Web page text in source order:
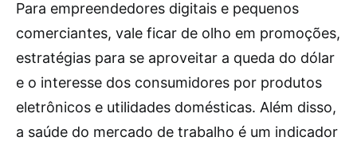
Para empreendedores digitais e pequenos
comerciantes, vale ficar de olho em promoções,
estratégias para se aproveitar a queda do dólar
e o interesse dos consumidores por produtos
eletrônicos e utilidades domésticas. Além disso,
a saúde do mercado de trabalho é um indicador